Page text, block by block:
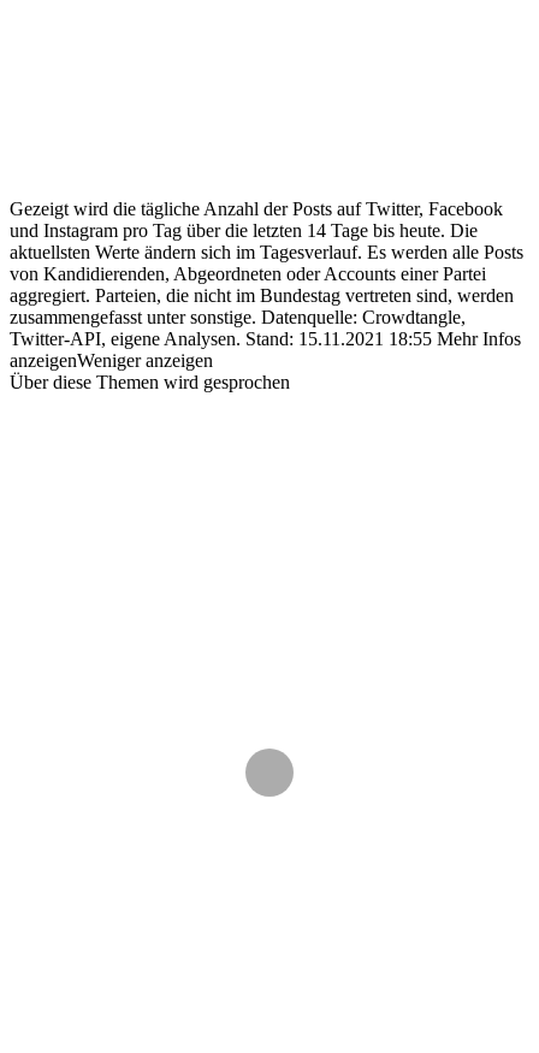
Gezeigt wird die tägliche Anzahl der Posts auf Twitter, Facebook
und Instagram pro Tag über die letzten 14 Tage bis heute. Die
aktuellsten Werte ändern sich im Tagesverlauf. Es werden alle Posts
von Kandidierenden, Abgeordneten oder Accounts einer Partei
aggregiert. Parteien, die nicht im Bundestag vertreten sind, werden
zusammengefasst unter sonstige. Datenquelle: Crowdtangle,
Twitter-API, eigene Analysen. Stand: 15.11.2021 18:55 Mehr Infos
anzeigenWeniger anzeigen
Über diese Themen wird gesprochen